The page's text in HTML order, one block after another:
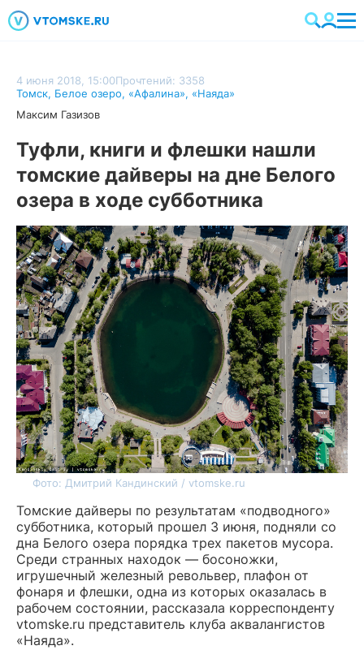
4 июня 2018, 15:00Прочтений: 3358
Томск, Белое озеро, «Афалина», «Наяда»
Максим Газизов
Туфли, книги и флешки нашли
томские дайверы на дне Белого
озера в ходе субботника
Фото: Дмитрий Кандинский / vtomske.ru
Томские дайверы по результатам «подводного»
субботника, который прошел 3 июня, подняли со
дна Белого озера порядка трех пакетов мусора.
Среди странных находок — босоножки,
игрушечный железный револьвер, плафон от
фонаря и флешки, одна из которых оказалась в
рабочем состоянии, рассказала корреспонденту
vtomske.ru представитель клуба аквалангистов
«Наяда».